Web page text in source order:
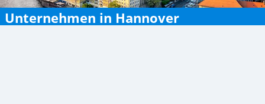
Unternehmen in Hannover